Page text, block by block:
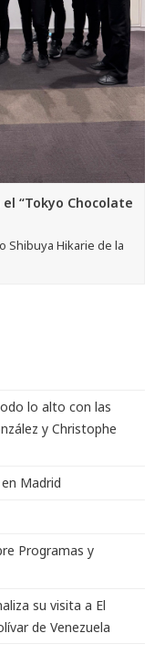
“Tokyo Chocolate
Shibuya Hikarie de la
lo alto con las
y Christophe
Madrid
Programas y
su visita a El
de Venezuela